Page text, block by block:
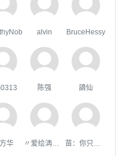
alvin BruceHessy
陈强 謫仙
华